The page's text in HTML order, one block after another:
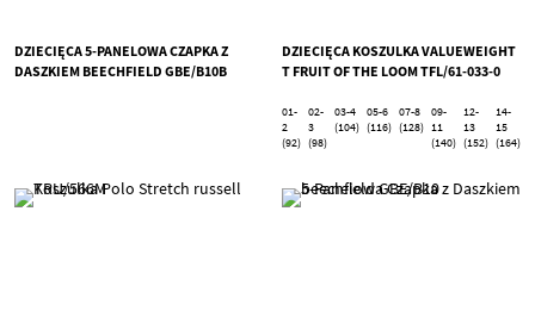
DZIECIĘCA 5-PANELOWA CZAPKA Z
DASZKIEM BEECHFIELD GBE/B10B
DZIECIĘCA KOSZULKA VALUEWEIGHT
T FRUIT OF THE LOOM TFL/61-033-0
01-
2
(92)
02-
3
(98)
03-4
(104)
05-6
(116)
07-8
(128)
09-
11
(140)
12-
13
(152)
14-
15
(164)